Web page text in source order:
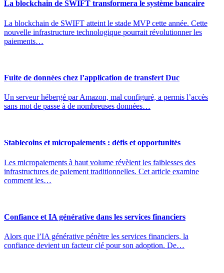
La blockchain de SWIFT transformera le système bancaire
La blockchain de SWIFT atteint le stade MVP cette année. Cette
nouvelle infrastructure technologique pourrait révolutionner les
paiements…
Fuite de données chez l’application de transfert Duc
Un serveur hébergé par Amazon, mal configuré, a permis l’accès
sans mot de passe à de nombreuses données…
Stablecoins et micropaiements : défis et opportunités
Les micropaiements à haut volume révèlent les faiblesses des
infrastructures de paiement traditionnelles. Cet article examine
comment les…
Confiance et IA générative dans les services financiers
Alors que l’IA générative pénètre les services financiers, la
confiance devient un facteur clé pour son adoption. De…